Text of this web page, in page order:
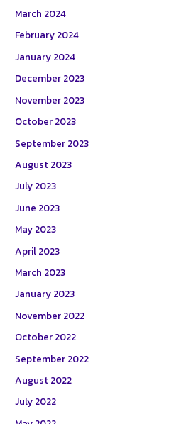
March 2024
February 2024
January 2024
December 2023
November 2023
October 2023
September 2023
August 2023
July 2023
June 2023
May 2023
April 2023
March 2023
January 2023
November 2022
October 2022
September 2022
August 2022
July 2022